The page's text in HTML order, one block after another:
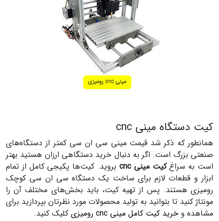
کیت دستگاه مینی cnc
همانطور که ذکر شد قیمت مینی سی ان سی کمتر از دستگاه‌های
صنعتی بزرگ است. اگر به دنبال خرید دستگاهی ارزان هستید بهتر
است به سراغکیت مینی cnc
بروید. کیت‌ها پکیجی کامل از تمام
ابزار و قطعات لازم برای ساخت یک دستگاه سی ان سی کوچک
رومیزی هستند. پس از تهیه کیت، باید بخش‌های مختلف آن را
مونتاژ کنید تا بتوانید به تولید محصولات مورد نظرتان بپردازید.برای
مشاهده و خرید کیت کامل مینی cnc رومیزی
کلیک کنید.